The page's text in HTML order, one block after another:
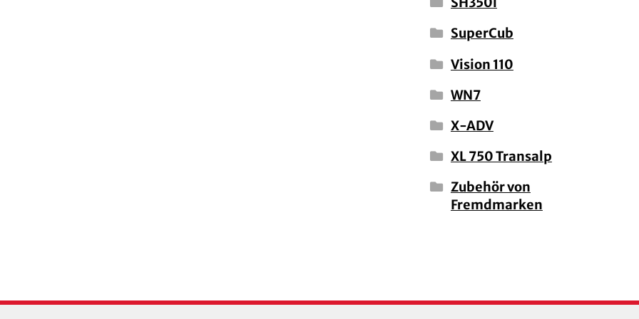
SuperCub
Vision 110
WN7
X-ADV
XL 750 Transalp
Zubehör von
Fremdmarken